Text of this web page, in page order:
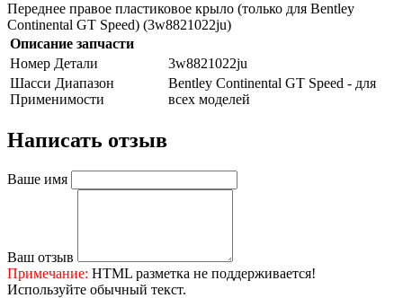
Переднее правое пластиковое крыло (только для Bentley
Continental GT Speed) (3w8821022ju)
Описание запчасти
Номер Детали
3w8821022ju
Шасси Диапазон
Применимости
Bentley Continental GT Speed - для
всех моделей
Написать отзыв
Ваше имя
Ваш отзыв
Примечание: HTML разметка не поддерживается!
Используйте обычный текст.